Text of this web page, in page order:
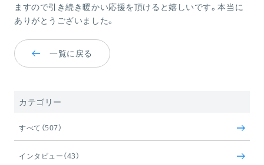
ますので引き続き暖かい応援を頂けると嬉しいです。本当に
ありがとうございました。
一覧に戻る
カテゴリー
すべて（507）
インタビュー（43）